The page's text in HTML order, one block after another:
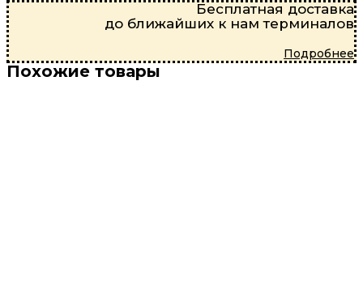
Бесплатная доставка
до ближайших к нам терминалов
Подробнее
Похожие товары